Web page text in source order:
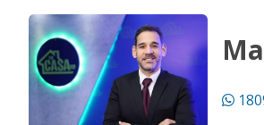
TOWNHOUSE EN ALQUILER DE 3 HAB